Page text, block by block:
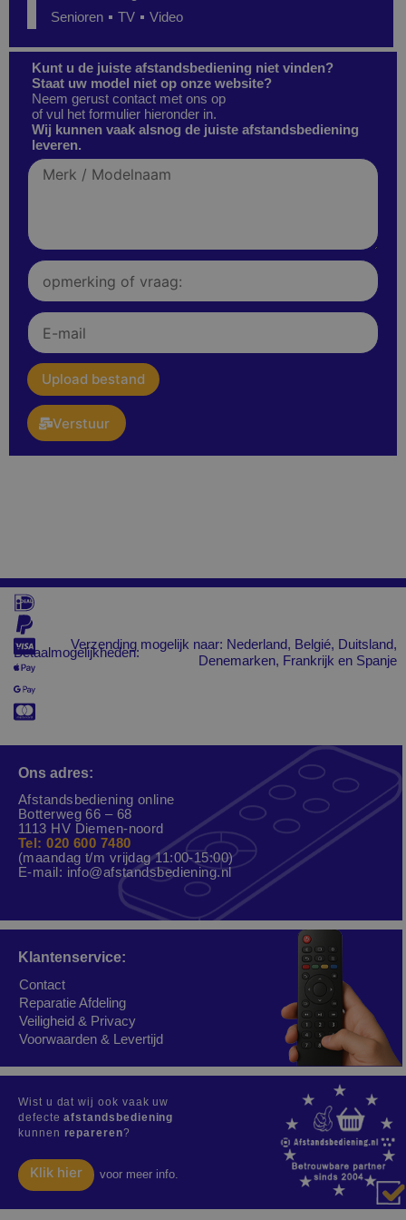
Senioren
TV Video
Kunt u de juiste afstandsbediening niet vinden?
Staat uw model niet op onze website?
Neem gerust contact met ons op
of vul het formulier hieronder in.
Wij kunnen vaak alsnog de juiste afstandsbediening
leveren.
Merk
Opmerking
of
vraag:
E-
mail
upload
Upload bestand
Verstuur
Betaalmogelijkheden:
Verzending mogelijk naar: Nederland, Belgié, Duitsland,
Denemarken, Frankrijk en Spanje
Ons adres:
Afstandsbediening online
Botterweg 66 – 68
1113 HV Diemen-noord
Tel: 020 600 7480
(maandag t/m vrijdag 11:00-15:00)
E-mail: info@afstandsbediening.nl
Klantenservice:
Contact
Reparatie Afdeling
Veiligheid & Privacy
Voorwaarden & Levertijd
Wist u dat wij ook vaak uw
defecteafstandsbediening
kunnen repareren?
Klik hier voor meer info.